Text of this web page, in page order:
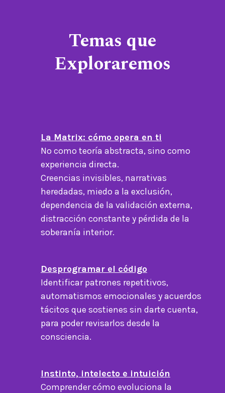
Temas que
Exploraremos
La Matrix: cómo opera en ti
No como teoría abstracta, sino como
experiencia directa.
Creencias invisibles, narrativas
heredadas, miedo a la exclusión,
dependencia de la validación externa,
distracción constante y pérdida de la
soberanía interior.
Desprogramar el código
Identificar patrones repetitivos,
automatismos emocionales y acuerdos
tácitos que sostienes sin darte cuenta,
para poder revisarlos desde la
consciencia.
Instinto, intelecto e intuición
Comprender cómo evoluciona la